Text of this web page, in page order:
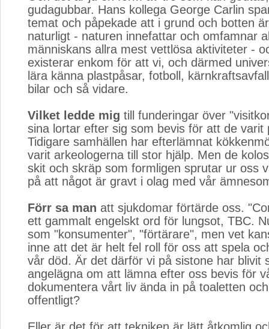
gudagubbar. Hans kollega George Carlin
temat och påpekade att i grund och botten
naturligt - naturen innefattar och omfamnar
människans allra mest vettlösa aktiviteter -
existerar enkom för att vi, och därmed
lära känna plastpåsar, fotboll,
bilar och så vidare.
Vilket ledde mig till funderingar över
sina lortar efter sig som bevis för att de varit
Tidigare samhällen har efterlämnat
varit arkeologerna till stor hjälp. Men de
skit och skräp som formligen sprutar ur oss
på att något är gravt i olag med vår
Förr sa man att sjukdomar förtärde oss.
ett gammalt engelskt ord för lungsot, TBC.
som "konsumenter", "förtärare", men vet
inne att det är helt fel roll för oss att spela
vår död. Är det därför vi på sistone har blivit
angelägna om att lämna efter oss bevis för
dokumentera vårt liv ända in på toaletten
offentligt?